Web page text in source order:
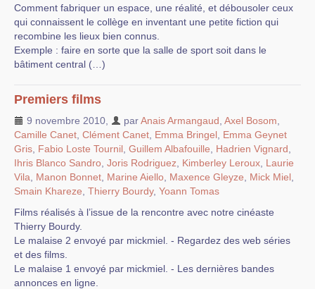
Comment fabriquer un espace, une réalité, et débousoler ceux
qui connaissent le collège en inventant une petite fiction qui
recombine les lieux bien connus.
Exemple : faire en sorte que la salle de sport soit dans le
bâtiment central (…)
Premiers films
9 novembre 2010 parAnais Armangaud Axel Bosom
Camille Canet Clément Canet Emma Bringel Emma Geynet
Gris Fabio Loste Tournil Guillem Albafouille Hadrien Vignard
Ihris Blanco Sandro Joris Rodriguez Kimberley Leroux Laurie
Vila
Manon Bonnet Marine Aiello Maxence Gleyze Mick Miel
Smain Khareze Thierry Bourdy, Yoann Tomas
Films réalisés à l’issue de la rencontre avec notre cinéaste
Thierry Bourdy.
Le malaise 2 envoyé par mickmiel. - Regardez des web séries
et des films.
Le malaise 1 envoyé par mickmiel. - Les dernières bandes
annonces en ligne.